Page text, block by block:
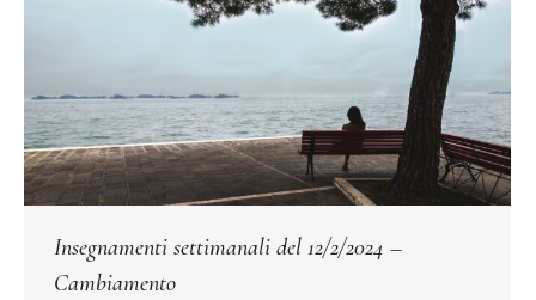
Insegnamenti settimanali del 12/2/2024 –
Cambiamento